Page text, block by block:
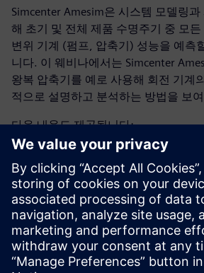
Simcenter Amesim은 시스템 모델링
해 초기 및 전체 제품 수명주기 중 모
변위 기계 (펌프, 압축기) 성능을 예측
니다. 이 웨비나에서는 Simcenter
왕복 압축기를 예로 사용해 회전 기계
적으로 설명하고 분석하는 방법을 보
다음 내용도 제공됩니다:
체적 회전 기계 크기를 적절히 조절
유량 조절을 정확히 제어
유량/압력 리플 축소를 위한 지오메
펌프/압축기 여기와 상류/하류 구성
있는 모달 결합 파악
완벽한 다중 도메인 시스템에서 펌